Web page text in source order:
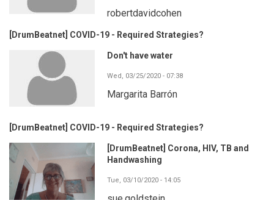
robertdavidcohen
[DrumBeatnet] COVID-19 - Required Strategies?
Don't have water
Wed, 03/25/2020 - 07:38
Margarita Barrón
[DrumBeatnet] COVID-19 - Required Strategies?
[DrumBeatnet] Corona, HIV, TB and
Handwashing
Tue, 03/10/2020 - 14:05